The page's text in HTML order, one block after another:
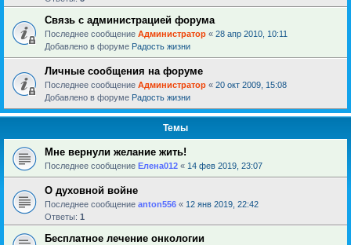
Связь с администрацией форума
Последнее сообщение Администратор « 28 апр 2010, 10:11
Добавлено в форуме Радость жизни
Личные сообщения на форуме
Последнее сообщение Администратор « 20 окт 2009, 15:08
Добавлено в форуме Радость жизни
Темы
Мне вернули желание жить!
Последнее сообщение Елена012 « 14 фев 2019, 23:07
О духовной войне
Последнее сообщение anton556 « 12 янв 2019, 22:42
Ответы: 1
Бесплатное лечение онкологии